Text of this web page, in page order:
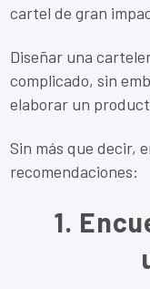
cartel de gran
Diseñar una
complicado, sin
elaborar un
Sin más que decir,
recomendaciones:
1.